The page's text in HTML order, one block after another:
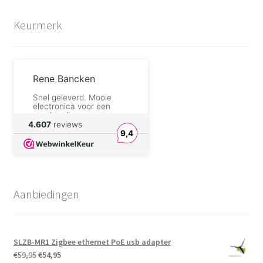
Keurmerk
Rene Bancken
Snel geleverd. Mooie
electronica voor een
goede prijs.
Walter Oraki
geweldig geholpen
zonder extra poes pas.
Goed product en zeer
snelle levering
4.607 reviews
9,4
Aanbiedingen
SLZB-MR1 Zigbee ethernet PoE usb adapter
€59,95Oorspronkelijke
€54,95Huidige